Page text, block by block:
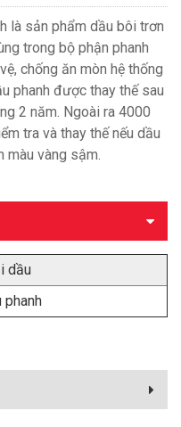
là sản phẩm dầu bôi trơn
trong bộ phận phanh
chống ăn mòn hệ thống
phanh được thay thế sau
2 năm. Ngoài ra 4000
tra và thay thế nếu dầu
màu vàng sậm.
dầu
phanh